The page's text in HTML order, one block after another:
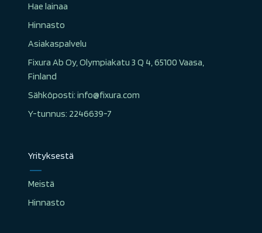
Hae lainaa
Hinnasto
Asiakaspalvelu
Fixura Ab Oy, Olympiakatu 3 Q 4, 65100 Vaasa,
Finland
Sähköposti: info@fixura.com
Y-tunnus: 2246639-7
Yrityksestä
Meistä
Hinnasto